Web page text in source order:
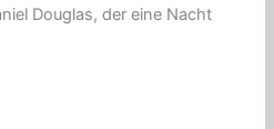
Douglas, der eine Nacht